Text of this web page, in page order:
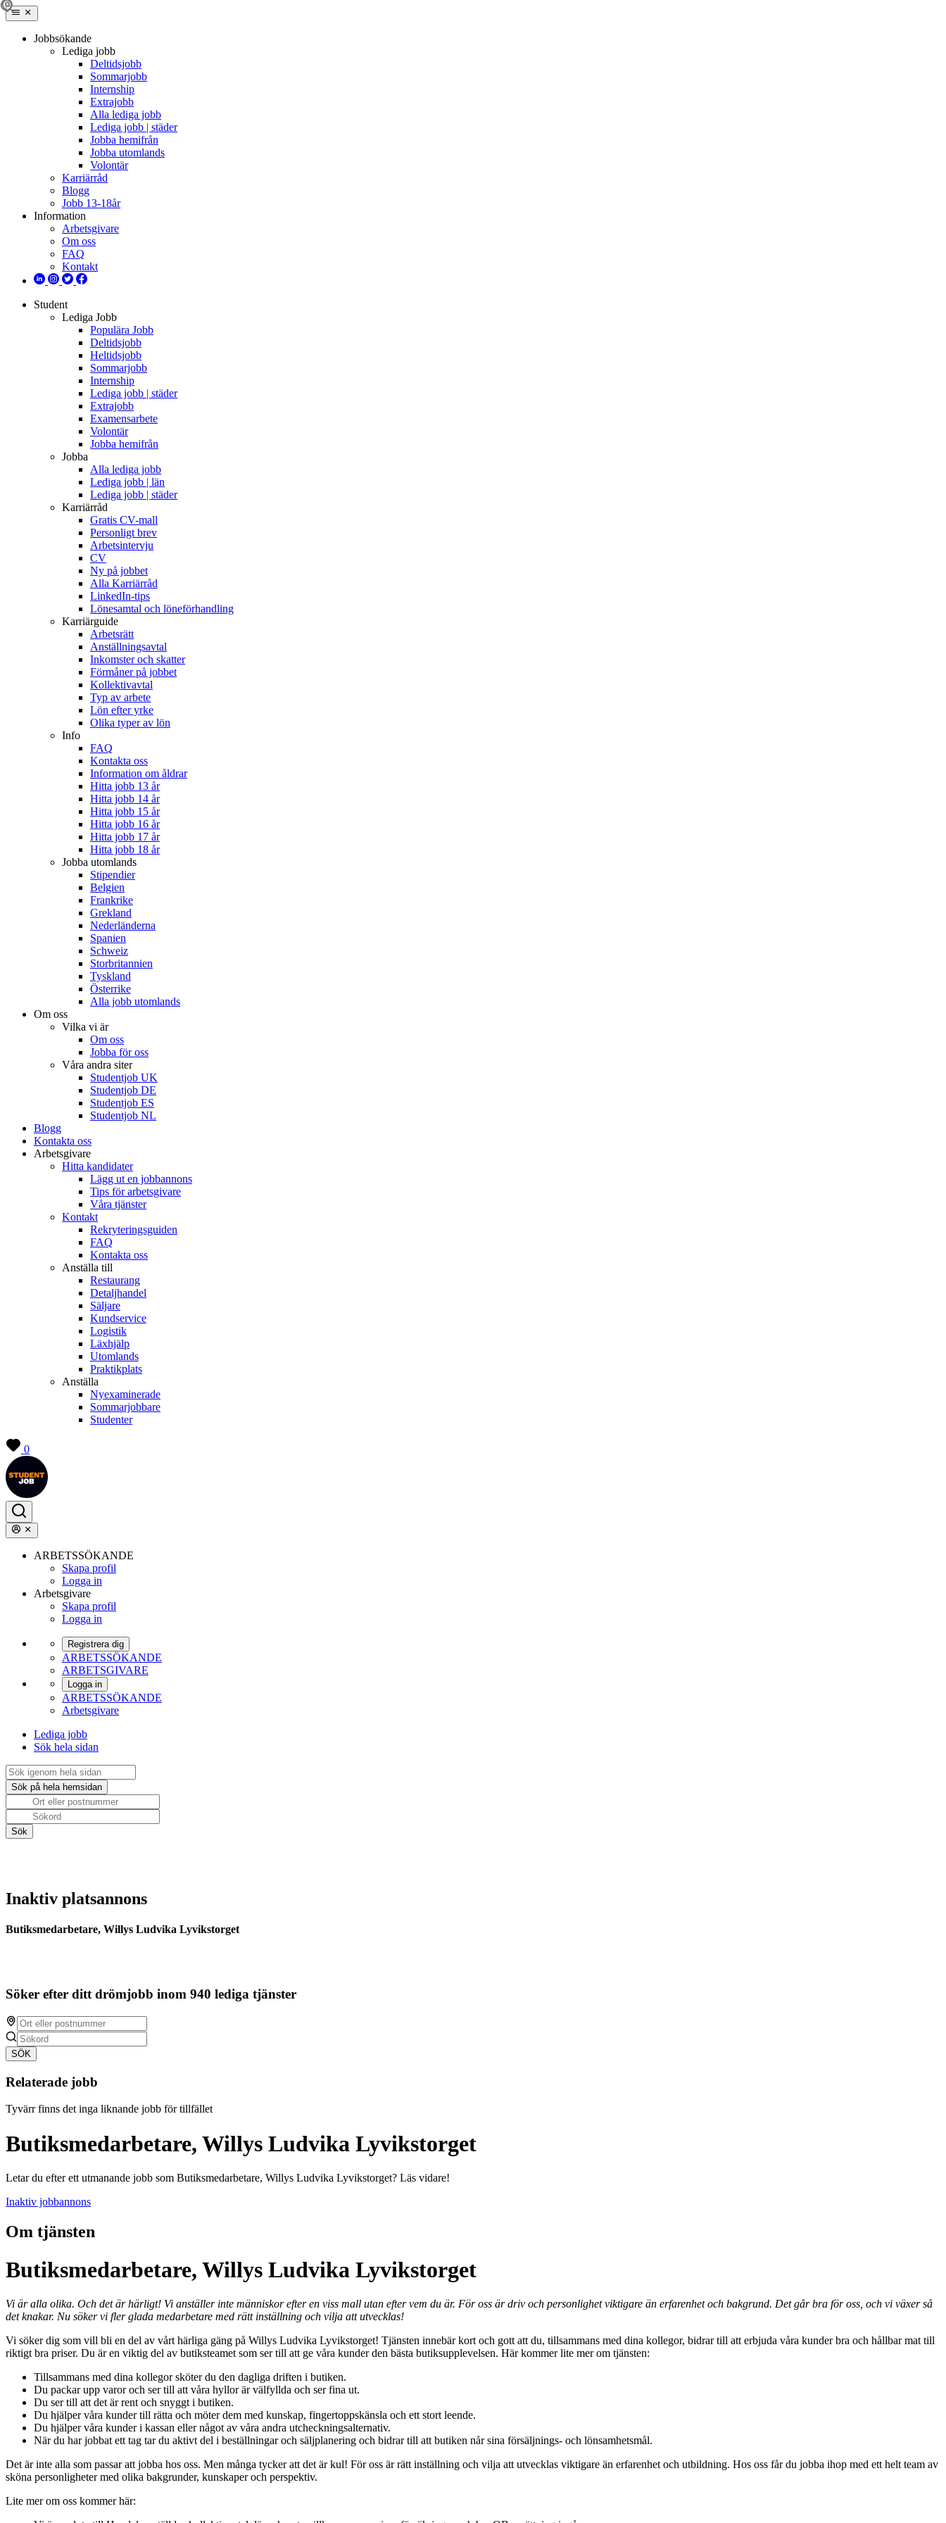
Jobbsökande
Lediga jobb
Deltidsjobb
Sommarjobb
Internship
Extrajobb
Alla lediga jobb
Lediga jobb | städer
Jobba hemifrån
Jobba utomlands
Volontär
Karriärråd
Blogg
Jobb 13-18år
Information
Arbetsgivare
Om oss
FAQ
Kontakt
Student
Lediga Jobb
Populära Jobb
Deltidsjobb
Heltidsjobb
Sommarjobb
Internship
Lediga jobb | städer
Extrajobb
Examensarbete
Volontär
Jobba hemifrån
Jobba
Alla lediga jobb
Lediga jobb | län
Lediga jobb | städer
Karriärråd
Gratis CV-mall
Personligt brev
Arbetsintervju
CV
Ny på jobbet
Alla Karriärråd
LinkedIn-tips
Lönesamtal och löneförhandling
Karriärguide
Arbetsrätt
Anställningsavtal
Inkomster och skatter
Förmåner på jobbet
Kollektivavtal
Typ av arbete
Lön efter yrke
Olika typer av lön
Info
FAQ
Kontakta oss
Information om åldrar
Hitta jobb 13 år
Hitta jobb 14 år
Hitta jobb 15 år
Hitta jobb 16 år
Hitta jobb 17 år
Hitta jobb 18 år
Jobba utomlands
Stipendier
Belgien
Frankrike
Grekland
Nederländerna
Spanien
Schweiz
Storbritannien
Tyskland
Österrike
Alla jobb utomlands
Om oss
Vilka vi är
Om oss
Jobba för oss
Våra andra siter
Studentjob UK
Studentjob DE
Studentjob ES
Studentjob NL
Blogg
Kontakta oss
Arbetsgivare
Hitta kandidater
Lägg ut en jobbannons
Tips för arbetsgivare
Våra tjänster
Kontakt
Rekryteringsguiden
FAQ
Kontakta oss
Anställa till
Restaurang
Detaljhandel
Säljare
Kundservice
Logistik
Läxhjälp
Utomlands
Praktikplats
Anställa
Nyexaminerade
Sommarjobbare
Studenter
0
ARBETSSÖKANDE
Skapa profil
Logga in
Arbetsgivare
Skapa profil
Logga in
Registrera dig
ARBETSSÖKANDE
ARBETSGIVARE
Logga in
ARBETSSÖKANDE
Arbetsgivare
Lediga jobb
Sök hela sidan
Inaktiv platsannons
Butiksmedarbetare, Willys Ludvika Lyvikstorget
Söker efter ditt drömjobb inom 940 lediga tjänster
SÖK
Relaterade jobb
Tyvärr finns det inga liknande jobb för tillfället
Butiksmedarbetare, Willys Ludvika Lyvikstorget
Letar du efter ett utmanande jobb som Butiksmedarbetare, Willys Ludvika Lyvikstorget? Läs vidare!
Inaktiv jobbannons
Om tjänsten
Butiksmedarbetare, Willys Ludvika Lyvikstorget
Vi är alla olika. Och det är härligt! Vi anställer inte människor efter en viss mall utan efter vem du är. För oss är driv och personlighet viktigare än erfarenhet och bakgrund. Det går bra för oss, och vi växer så
det knakar. Nu söker vi fler glada medarbetare med rätt inställning och vilja att utvecklas!
Vi söker dig som vill bli en del av vårt härliga gäng på Willys Ludvika Lyvikstorget! Tjänsten innebär kort och gott att du, tillsammans med dina kollegor, bidrar till att erbjuda våra kunder bra och hållbar mat till
riktigt bra priser. Du är en viktig del av butiksteamet som ser till att ge våra kunder den bästa butiksupplevelsen. Här kommer lite mer om tjänsten:
Tillsammans med dina kollegor sköter du den dagliga driften i butiken.
Du packar upp varor och ser till att våra hyllor är välfyllda och ser fina ut.
Du ser till att det är rent och snyggt i butiken.
Du hjälper våra kunder till rätta och möter dem med kunskap, fingertoppskänsla och ett stort leende.
Du hjälper våra kunder i kassan eller något av våra andra utcheckningsalternativ.
När du har jobbat ett tag tar du aktivt del i beställningar och säljplanering och bidrar till att butiken når sina försäljnings- och lönsamhetsmål.
Det är inte alla som passar att jobba hos oss. Men många tycker att det är kul! För oss är rätt inställning och vilja att utvecklas viktigare än erfarenhet och utbildning. Hos oss får du jobba ihop med ett helt team av
sköna personligheter med olika bakgrunder, kunskaper och perspektiv.
Lite mer om oss kommer här: